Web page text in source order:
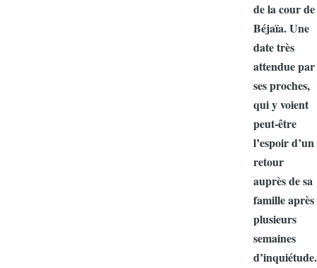
de la cour
Béjaïa.
date très
attendue
ses
qui y
peut‑être
l’espoir
retour
auprès de
famille
plusieurs
semaines